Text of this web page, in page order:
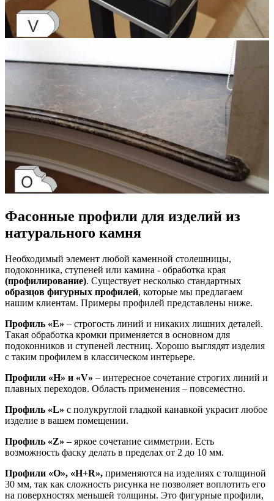
Фасонные профили для изделий из
натурального камня
Необходимый элемент любой каменной столешницы,
подоконника, ступеней или камина - обработка края
(профилирование). Существует несколько стандартных
образцов фигурных профилей, которые мы предлагаем
нашим клиентам. Примеры профилей представлены ниже.
Профиль «Е» – строгость линий и никаких лишних деталей.
Такая обработка кромки применяется в основном для
подоконников и ступеней лестниц. Хорошо выглядят изделия
с таким профилем в классическом интерьере.
Профили «Н» и «V» – интересное сочетание строгих линий и
плавных переходов. Область применения – повсеместно.
Профиль «L» с полукруглой гладкой канавкой украсит любое
изделие в вашем помещении.
Профиль «Z» – яркое сочетание симметрии. Есть
возможность фаску делать в пределах от 2 до 10 мм.
Профили «O», «H+R», применяются на изделиях с толщиной
30 мм, так как сложность рисунка не позволяет воплотить его
на поверхностях меньшей толщины. Это фигурные профили,